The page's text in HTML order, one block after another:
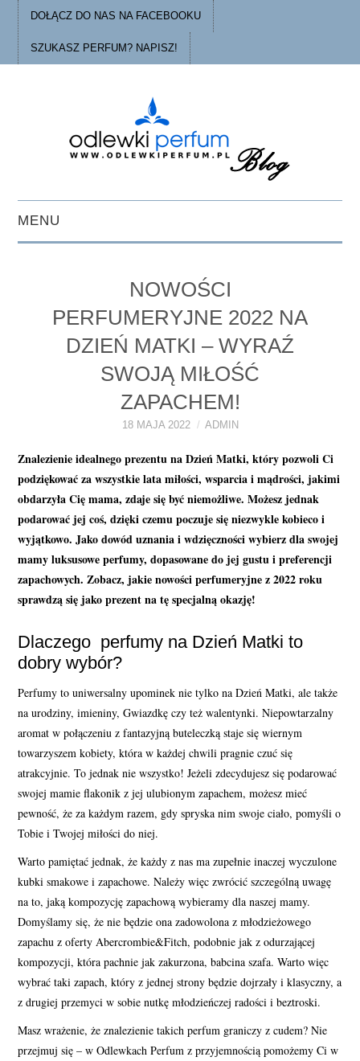
DOŁĄCZ DO NAS NA FACEBOOKU
SZUKASZ PERFUM? NAPISZ!
MENU
O ODLEWKACH
PERFUMY FAQ
A TO CIEKAWE!
SKLEP
NOWOŚCI
PERFUMERYJNE 2022 NA
DZIEŃ MATKI – WYRAŹ
SWOJĄ MIŁOŚĆ
ZAPACHEM!
18 MAJA 2022 ADMIN
Znalezienie idealnego prezentu na Dzień Matki, który pozwoli Ci
podziękować za wszystkie lata miłości, wsparcia i mądrości, jakimi
obdarzyła Cię mama, zdaje się być niemożliwe. Możesz jednak
podarować jej coś, dzięki czemu poczuje się niezwykle kobieco i
wyjątkowo. Jako dowód uznania i wdzięczności wybierz dla swojej
mamy luksusowe perfumy, dopasowane do jej gustu i preferencji
zapachowych. Zobacz, jakie nowości perfumeryjne z 2022 roku
sprawdzą się jako prezent na tę specjalną okazję!
Dlaczego perfumy na Dzień Matki to
dobry wybór?
Perfumy to uniwersalny upominek nie tylko na Dzień Matki, ale także
na urodziny, imieniny, Gwiazdkę czy też walentynki. Niepowtarzalny
aromat w połączeniu z fantazyjną buteleczką staje się wiernym
towarzyszem kobiety, która w każdej chwili pragnie czuć się
atrakcyjnie. To jednak nie wszystko! Jeżeli zdecydujesz się podarować
swojej mamie flakonik z jej ulubionym zapachem, możesz mieć
pewność, że za każdym razem, gdy spryska nim swoje ciało, pomyśli o
Tobie i Twojej miłości do niej.
Warto pamiętać jednak, że każdy z nas ma zupełnie inaczej wyczulone
kubki smakowe i zapachowe. Należy więc zwrócić szczególną uwagę
na to, jaką kompozycję zapachową wybieramy dla naszej mamy.
Domyślamy się, że nie będzie ona zadowolona z młodzieżowego
zapachu z oferty Abercrombie&Fitch, podobnie jak z odurzającej
kompozycji, która pachnie jak zakurzona, babcina szafa. Warto więc
wybrać taki zapach, który z jednej strony będzie dojrzały i klasyczny, a
z drugiej przemyci w sobie nutkę młodzieńczej radości i beztroski.
Masz wrażenie, że znalezienie takich perfum graniczy z cudem? Nie
przejmuj się – w Odlewkach Perfum z przyjemnością pomożemy Ci w